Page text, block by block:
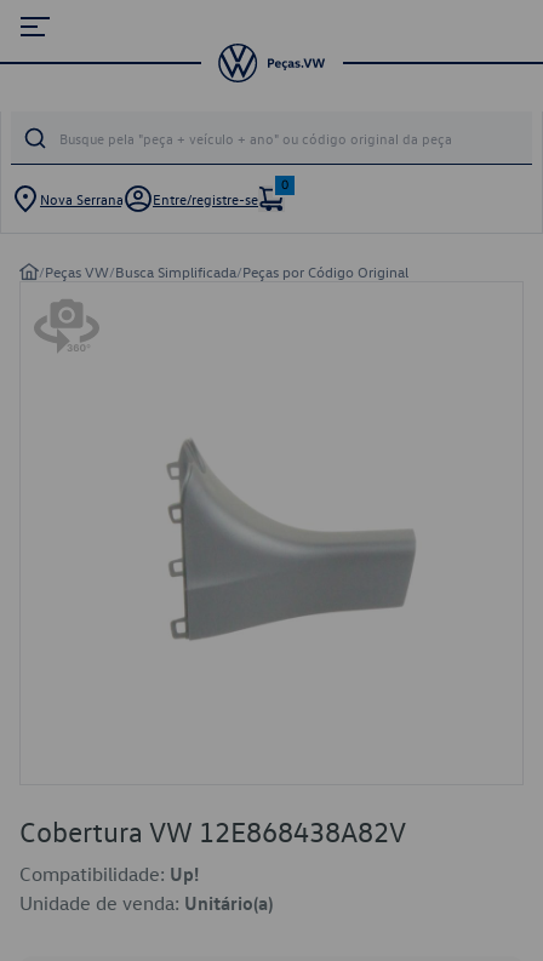
Nova Serrana Entre/registre-se
0
/Peças VW/Busca Simplificada/Peças por Código Original
Cobertura VW 12E868438A82V
Compatibilidade: Up!
Unidade de venda: Unitário(a)